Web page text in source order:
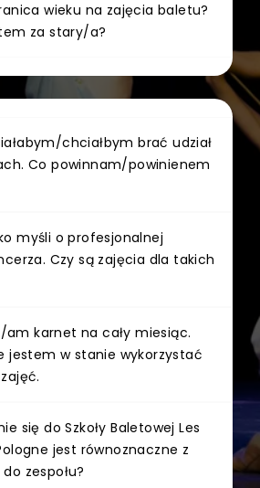
wieku na zajęcia baletu?
za stary/a?
chciałbym brać udział
Co powinnam/powinienem
myśli o profesjonalnej
Czy są zajęcia dla takich
am karnet na cały miesiąc.
jestem w stanie wykorzystać
się do Szkoły Baletowej Les
jest równoznaczne z
zespołu?